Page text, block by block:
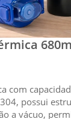
com
possui
a vácuo,